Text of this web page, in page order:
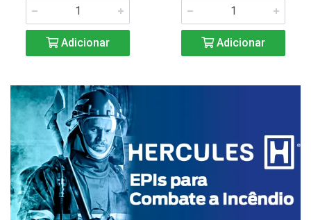
Adicionar Adicionar